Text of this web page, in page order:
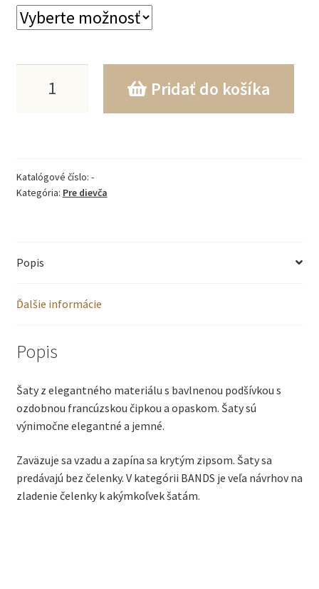
množstvo
s
a
čipkou
8090
Pridať do košíka
Katalógové číslo: -
Kategória: Pre dievča
Popis
Ďalšie informácie
Popis
Šaty z elegantného materiálu s bavlnenou podšívkou s
ozdobnou francúzskou čipkou a opaskom. Šaty sú
výnimočne elegantné a jemné.
Zaväzuje sa vzadu a zapína sa krytým zipsom. Šaty sa
predávajú bez čelenky. V kategórii BANDS je veľa návrhov na
zladenie čelenky k akýmkoľvek šatám.